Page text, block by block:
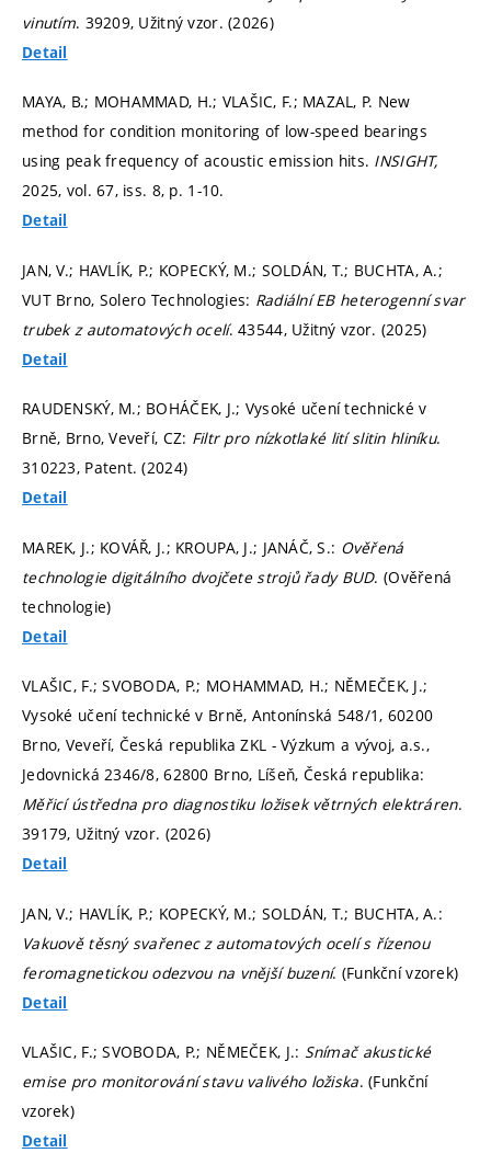
vinutím. 39209, Užitný vzor. (2026)
Detail
MAYA, B.; MOHAMMAD, H.; VLAŠIC, F.; MAZAL, P. New
method for condition monitoring of low-speed bearings
using peak frequency of acoustic emission hits. INSIGHT,
2025, vol. 67, iss. 8, p. 1-10.
Detail
JAN, V.; HAVLÍK, P.; KOPECKÝ, M.; SOLDÁN, T.; BUCHTA, A.;
VUT Brno, Solero Technologies: Radiální EB heterogenní svar
trubek z automatových ocelí. 43544, Užitný vzor. (2025)
Detail
RAUDENSKÝ, M.; BOHÁČEK, J.; Vysoké učení technické v
Brně, Brno, Veveří, CZ: Filtr pro nízkotlaké lití slitin hliníku.
310223, Patent. (2024)
Detail
MAREK, J.; KOVÁŘ, J.; KROUPA, J.; JANÁČ, S.: Ověřená
technologie digitálního dvojčete strojů řady BUD. (Ověřená
technologie)
Detail
VLAŠIC, F.; SVOBODA, P.; MOHAMMAD, H.; NĚMEČEK, J.;
Vysoké učení technické v Brně, Antonínská 548/1, 60200
Brno, Veveří, Česká republika ZKL - Výzkum a vývoj, a.s.,
Jedovnická 2346/8, 62800 Brno, Líšeň, Česká republika:
Měřicí ústředna pro diagnostiku ložisek větrných elektráren.
39179, Užitný vzor. (2026)
Detail
JAN, V.; HAVLÍK, P.; KOPECKÝ, M.; SOLDÁN, T.; BUCHTA, A.:
Vakuově těsný svařenec z automatových ocelí s řízenou
feromagnetickou odezvou na vnější buzení. (Funkční vzorek)
Detail
VLAŠIC, F.; SVOBODA, P.; NĚMEČEK, J.: Snímač akustické
emise pro monitorování stavu valivého ložiska. (Funkční
vzorek)
Detail